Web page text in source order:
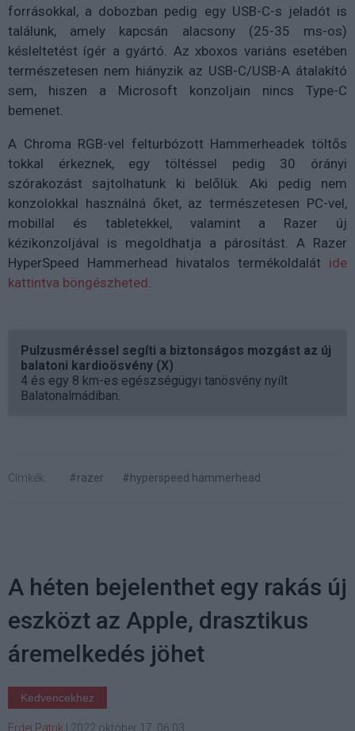
forrásokkal, a dobozban pedig egy USB-C-s jeladót is
találunk, amely kapcsán alacsony (25-35 ms-os)
késleltetést ígér a gyártó. Az xboxos variáns esetében
természetesen nem hiányzik az USB-C/USB-A átalakító
sem, hiszen a Microsoft konzoljain nincs Type-C
bemenet.
A Chroma RGB-vel felturbózott Hammerheadek töltős
tokkal érkeznek, egy töltéssel pedig 30 órányi
szórakozást sajtolhatunk ki belőlük. Aki pedig nem
konzolokkal használná őket, az természetesen PC-vel,
mobillal és tabletekkel, valamint a Razer új
kézikonzoljával is megoldhatja a párosítást. A Razer
HyperSpeed Hammerhead hivatalos termékoldalát ide
kattintva böngészheted
Pulzusméréssel segíti a biztonságos mozgást az új
balatoni kardioösvény (X)
4 és egy 8 km-es egészségügyi tanösvény nyílt
Balatonalmádiban.
Címkék: #razer #hyperspeed hammerhead
A héten bejelenthet egy rakás új
eszközt az Apple, drasztikus
áremelkedés jöhet
Kedvencekhez
Erdei Patrik 2022 október 17. 06:03